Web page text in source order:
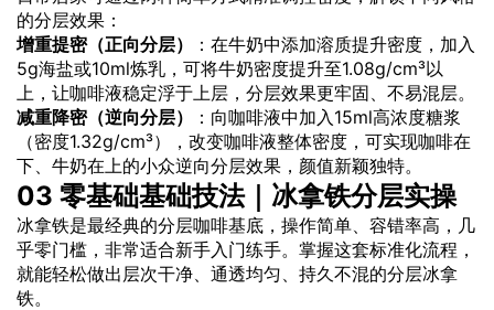
的分层效果：
增重提密（正向分层）
：在牛奶中添加溶质提升密度，加入
5g海盐或10ml炼乳，可将牛奶密度提升至1.08g/cm³以
上，让咖啡液稳定浮于上层，分层效果更牢固、不易混层。
减重降密（逆向分层）
：向咖啡液中加入15ml高浓度糖浆
（密度1.32g/cm³），改变咖啡液整体密度，可实现咖啡在
下、牛奶在上的小众逆向分层效果，颜值新颖独特。
03 零基础基础技法｜冰拿铁分层实操
冰拿铁是最经典的分层咖啡基底，操作简单、容错率高，几
乎零门槛，非常适合新手入门练手。掌握这套标准化流程，
就能轻松做出层次干净、通透均匀、持久不混的分层冰拿
铁。